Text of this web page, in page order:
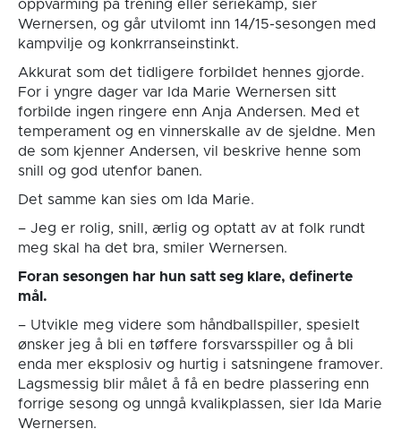
oppvarming på trening eller seriekamp, sier
Wernersen, og går utvilomt inn 14/15-sesongen med
kampvilje og konkrranseinstinkt.
Akkurat som det tidligere forbildet hennes gjorde.
For i yngre dager var Ida Marie Wernersen sitt
forbilde ingen ringere enn Anja Andersen. Med et
temperament og en vinnerskalle av de sjeldne. Men
de som kjenner Andersen, vil beskrive henne som
snill og god utenfor banen.
Det samme kan sies om Ida Marie.
– Jeg er rolig, snill, ærlig og optatt av at folk rundt
meg skal ha det bra, smiler Wernersen.
Foran sesongen har hun satt seg klare, definerte
mål.
– Utvikle meg videre som håndballspiller, spesielt
ønsker jeg å bli en tøffere forsvarsspiller og å bli
enda mer eksplosiv og hurtig i satsningene framover.
Lagsmessig blir målet å få en bedre plassering enn
forrige sesong og unngå kvalikplassen, sier Ida Marie
Wernersen.